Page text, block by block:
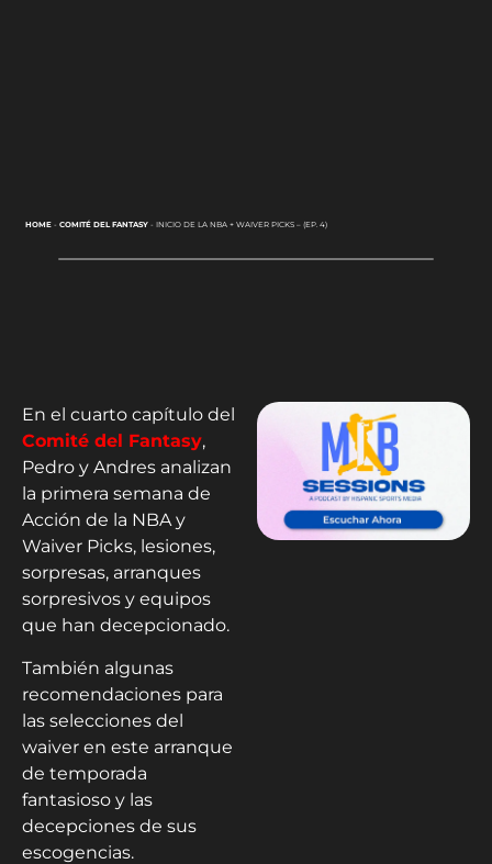
HOME- COMITÉ DEL FANTASY- INICIO DE LA NBA + WAIVER PICKS – (EP. 4)
En el cuarto capítulo del
Comité del Fantasy,
Pedro y Andres analizan
la primera semana de
Acción de la NBA y
Waiver Picks, lesiones,
sorpresas, arranques
sorpresivos y equipos
que han decepcionado.
También algunas
recomendaciones para
las selecciones del
waiver en este arranque
de temporada
fantasioso y las
decepciones de sus
escogencias.